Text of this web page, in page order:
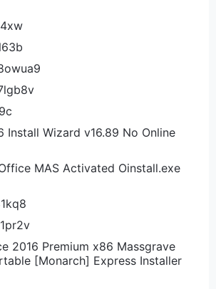
：
价格 购买地址 2*E5-2680v2 256G
SAS HDD 79.2欧元/月 点此购买
DDR3 128GB SSD 80欧元/月
32G DDR4 1TB SSD 96欧
2699v3 256G DDR3 1TB SSD
购买
多瓦抗投诉虚拟主机，如果年付可以
，第四款开始送域名：
邮箱 数据库 域名 子域 价格/月 购
无限 5个 10个 5个 2个 5个 1.6欧元
无限 10个 20个 15个 4个 10个
20GB 3G 无限 20个 40个 30个 10
此购买 50GB 4.5G 无限 50个 100
个 8欧元 点此购买 100GB 6G 无限
Wizard v16.89 No Online
MAS Activated Oinstall.exe
2016 Premium x86 Massgrave
[Monarch] Express Installer